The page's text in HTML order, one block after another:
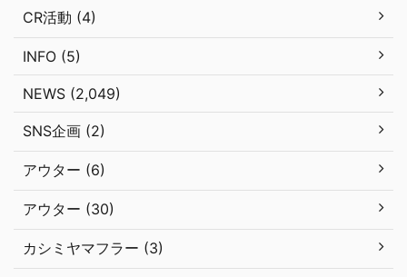
CR活動 (4)
INFO (5)
NEWS (2,049)
SNS企画 (2)
アウター (6)
アウター (30)
カシミヤマフラー (3)